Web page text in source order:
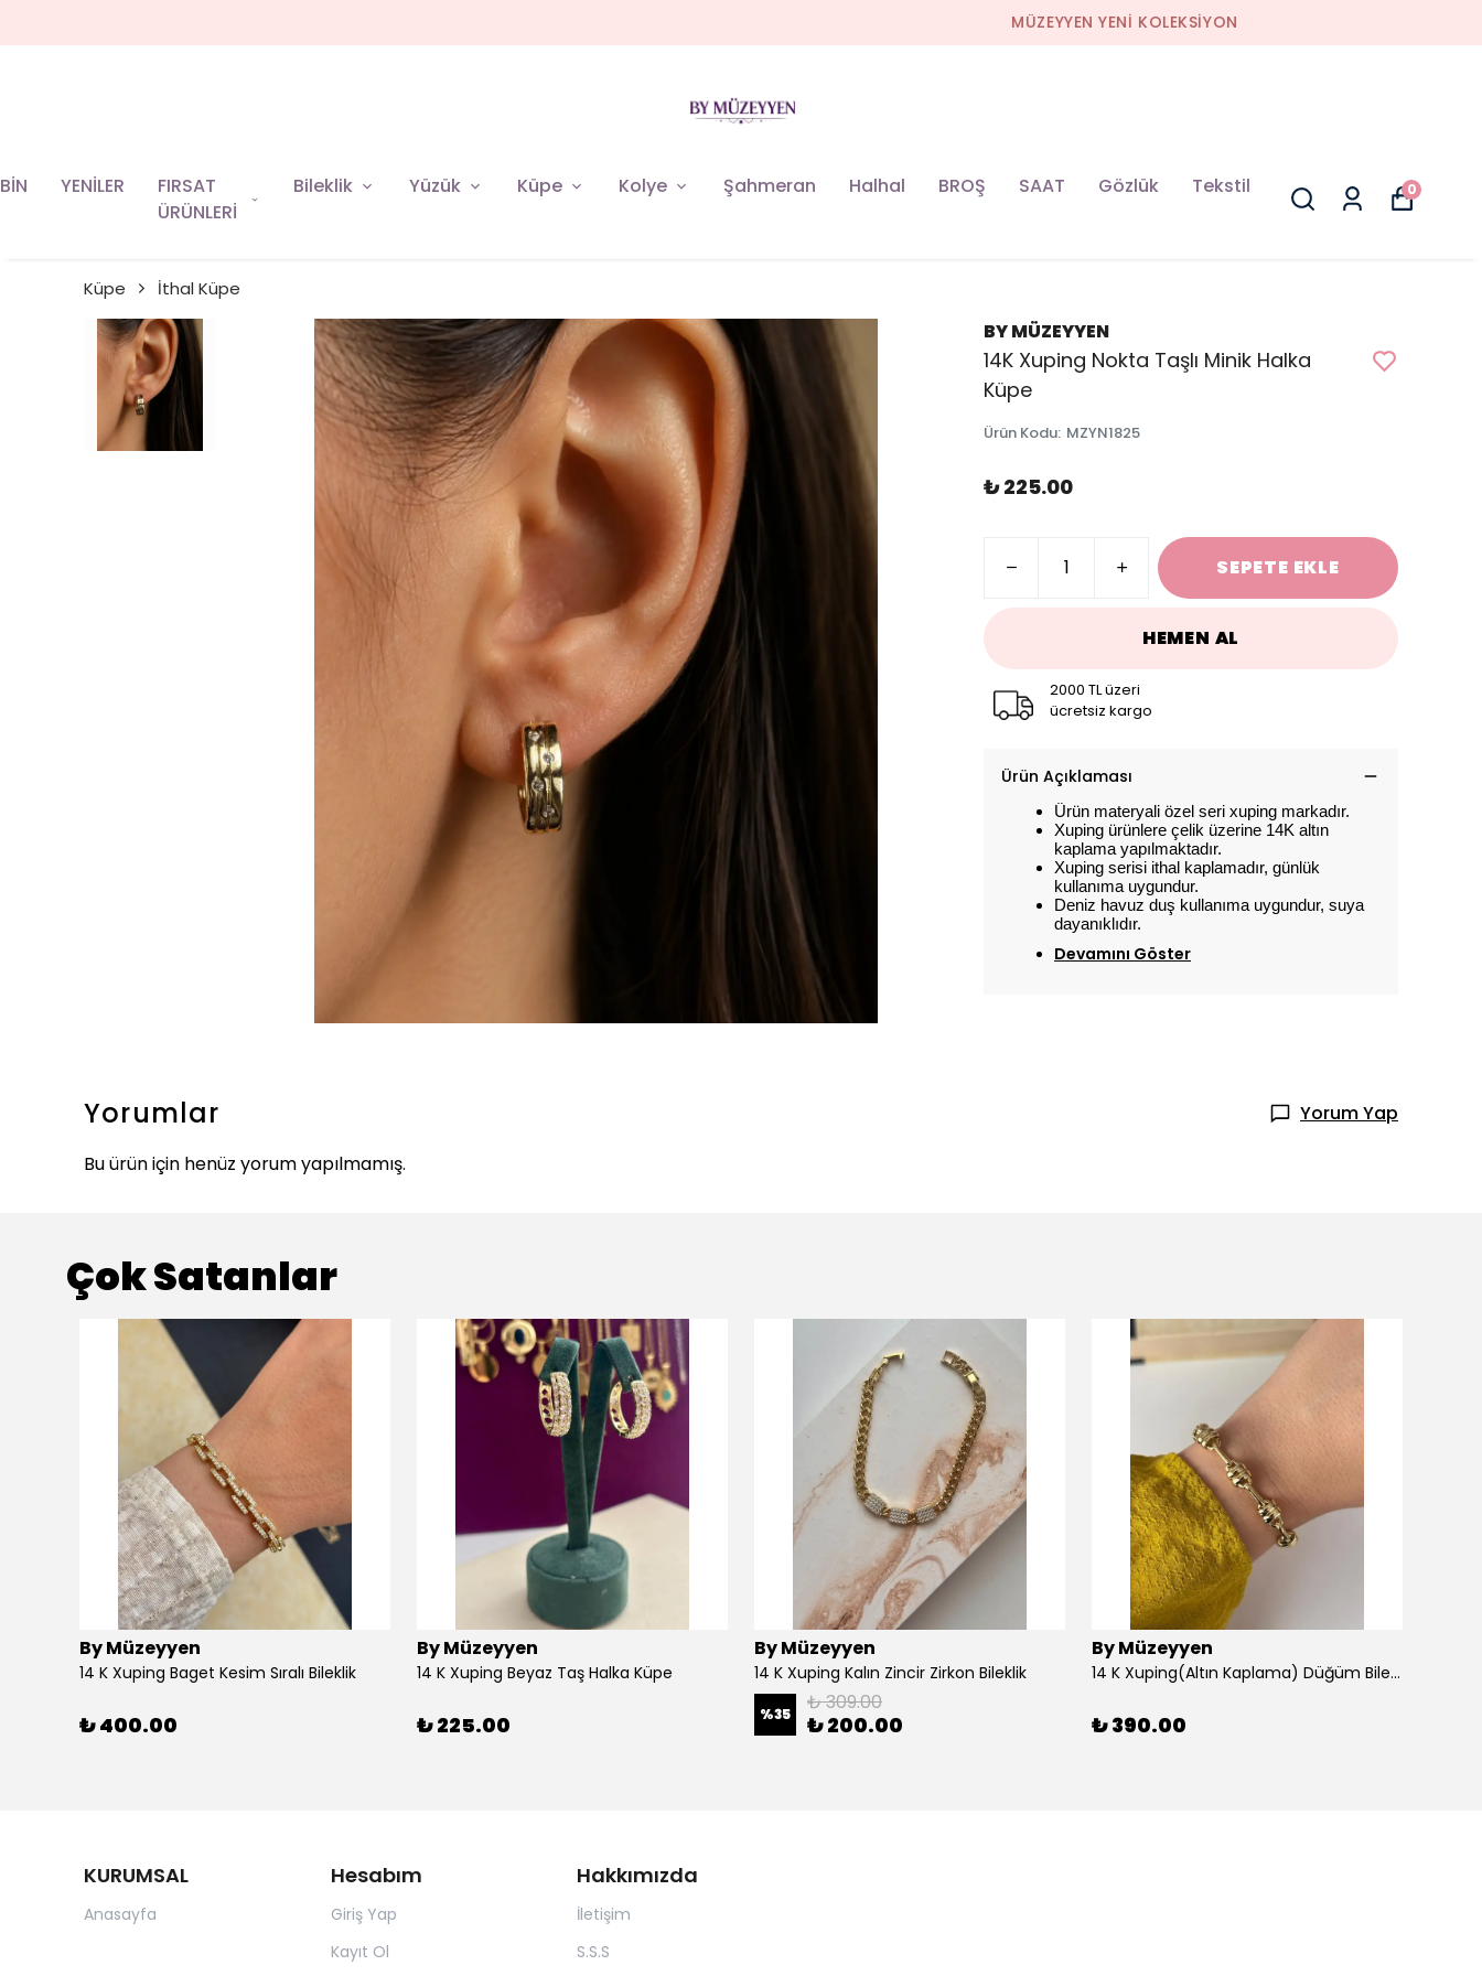
YENİLER
FIRSAT
ÜRÜNLERİ
Bileklik Yüzük Küpe Kolye Şahmeran Halhal BROŞ SAAT Gözlük Tekstil 0
Küpe İthal Küpe
BY MÜZEYYEN
14K Xuping Nokta Taşlı Minik Halka
Küpe
Ürün Kodu: MZYN1825
₺ 225.00
SEPETE EKLE
HEMEN AL
2000 TL üzeri
ücretsiz kargo
Ürün Açıklaması
Ürün materyali özel seri xuping markadır.
Xuping ürünlere çelik üzerine 14K altın
kaplama yapılmaktadır.
Xuping serisi ithal kaplamadır, günlük
kullanıma uygundur.
Deniz havuz duş kullanıma uygundur, suya
dayanıklıdır.
Devamını Göster
Yorumlar
Yorum Yap
Bu ürün için henüz yorum yapılmamış.
Çok Satanlar
By Müzeyyen
14 K Xuping Baget Kesim Sıralı Bileklik
₺ 400.00
By Müzeyyen
14 K Xuping Beyaz Taş Halka Küpe
₺ 225.00
By Müzeyyen
14 K Xuping Kalın Zincir Zirkon Bileklik
%35 ₺ 309.00
₺ 200.00
By Müzeyyen
14 K Xuping(Altın Kaplama) Düğüm Bileklik
₺ 390.00
KURUMSAL
Anasayfa
Hesabım
Giriş Yap
Kayıt Ol
Hakkımızda
İletişim
S.S.S